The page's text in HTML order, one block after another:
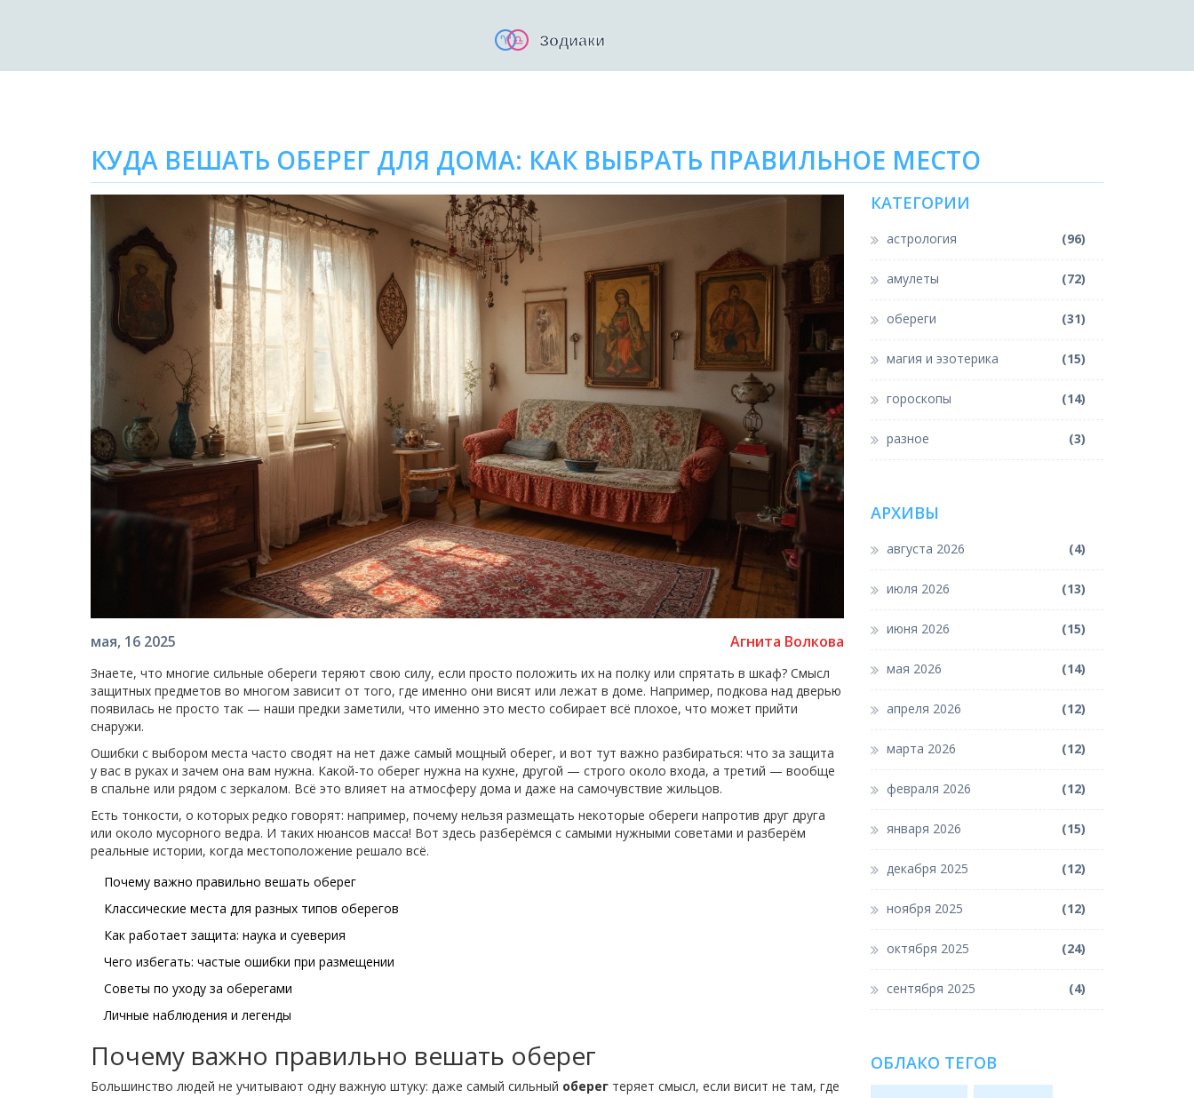
КУДА ВЕШАТЬ ОБЕРЕГ ДЛЯ ДОМА: КАК ВЫБРАТЬ ПРАВИЛЬНОЕ МЕСТО
мая, 16 2025 Агнита Волкова
Знаете, что многие сильные обереги теряют свою силу, если просто положить их на полку или спрятать в шкаф? Смысл
защитных предметов во многом зависит от того, где именно они висят или лежат в доме. Например, подкова над дверью
появилась не просто так — наши предки заметили, что именно это место собирает всё плохое, что может прийти
снаружи.
Ошибки с выбором места часто сводят на нет даже самый мощный оберег, и вот тут важно разбираться: что за защита
у вас в руках и зачем она вам нужна. Какой-то оберег нужна на кухне, другой — строго около входа, а третий — вообще
в спальне или рядом с зеркалом. Всё это влияет на атмосферу дома и даже на самочувствие жильцов.
Есть тонкости, о которых редко говорят: например, почему нельзя размещать некоторые обереги напротив друг друга
или около мусорного ведра. И таких нюансов масса! Вот здесь разберёмся с самыми нужными советами и разберём
реальные истории, когда местоположение решало всё.
Почему важно правильно вешать оберег
Классические места для разных типов оберегов
Как работает защита: наука и суеверия
Чего избегать: частые ошибки при размещении
Советы по уходу за оберегами
Личные наблюдения и легенды
Почему важно правильно вешать оберег
Большинство людей не учитывают одну важную штуку: даже самый сильный оберег теряет смысл, если висит не там, где
КАТЕГОРИИ
астрология (96)
амулеты (72)
обереги (31)
магия и эзотерика (15)
гороскопы (14)
разное (3)
АРХИВЫ
августа 2026 (4)
июля 2026 (13)
июня 2026 (15)
мая 2026 (14)
апреля 2026 (12)
марта 2026 (12)
февраля 2026 (12)
января 2026 (15)
декабря 2025 (12)
ноября 2025 (12)
октября 2025 (24)
сентября 2025 (4)
ОБЛАКО ТЕГОВ